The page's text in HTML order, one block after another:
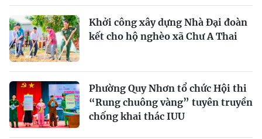
Khởi công xây dựng Nhà Đại đoàn
kết cho hộ nghèo xã Chư A Thai
Phường Quy Nhơn tổ chức Hội thi
“Rung chuông vàng” tuyên truyền
chống khai thác IUU